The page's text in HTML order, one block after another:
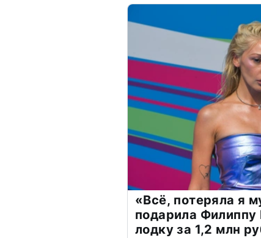
«Всё, потеряла я
подарила
лодку за 1,2 млн